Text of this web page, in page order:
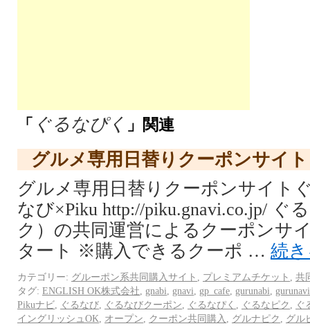
「 ぐるなぴく 」関連
グルメ専用日替りクーポンサイ
グルメ専用日替りクーポンサイト
なび×Piku http://piku.gnavi.co.jp/ ぐ
ク）の共同運営によるクーポンサ
タート ※購入できるクーポ … 続
カテゴリー: グルーポン系共同購入サイト プレミアムチケット
共
タグ: ENGLISH OK株式会社 gnabi gnavi gp_cafe gurunabi
gurunavi
Pikuナビ
ぐるなび ぐるなびクーポン ぐるなぴく ぐるなピク
ぐ
イングリッシュOK
オープン クーポン共同購入 グルナピク
グル